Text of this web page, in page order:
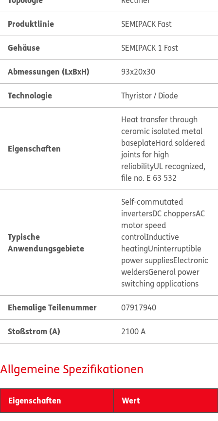
Produktlinie SEMIPACK Fast
Gehäuse SEMIPACK 1 Fast
Abmessungen (LxBxH) 93x20x30
Technologie Thyristor / Diode
Eigenschaften
Heat transfer through
ceramic isolated metal
baseplateHard soldered
joints for high
reliabilityUL recognized,
file no. E 63 532
Typische
Anwendungsgebiete
Self-commutated
invertersDC choppersAC
motor speed
controlInductive
heatingUninterruptible
power suppliesElectronic
weldersGeneral power
switching applications
Ehemalige Teilenummer 07917940
Stoßstrom (A) 2100 A
Allgemeine Spezifikationen
Eigenschaften Wert